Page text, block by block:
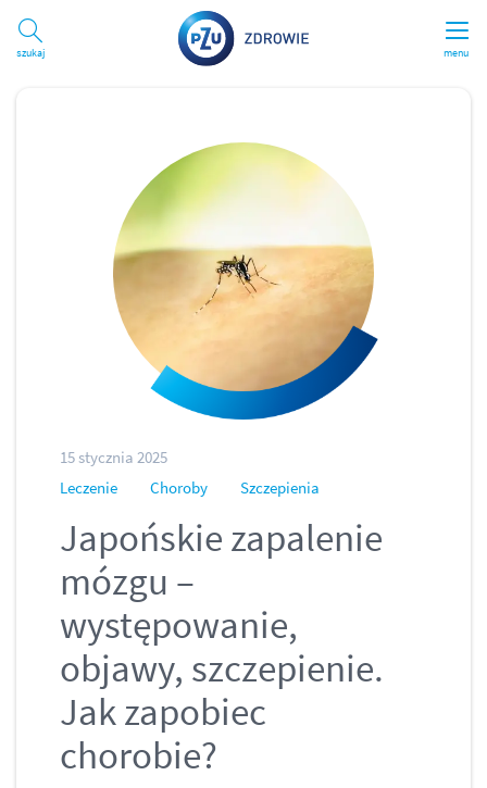
menu
Szukaj
15 stycznia 2025
Leczenie
Choroby Szczepienia
Japońskie zapalenie
mózgu –
występowanie,
objawy, szczepienie.
Jak zapobiec
chorobie?